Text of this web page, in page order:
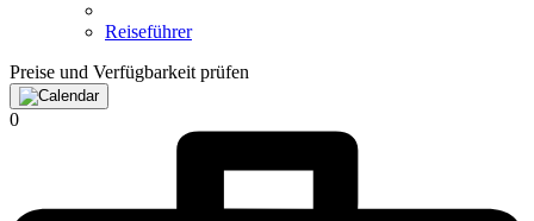
Reiseführer
Preise und Verfügbarkeit prüfen
0